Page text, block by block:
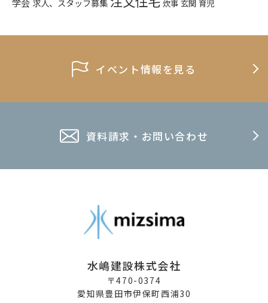
求人、スタッフ募集 炊事 玄関 育児
イベント情報を見る
資料請求・お問い合わせ
水嶋建設株式会社
〒470-0374
愛知県豊田市伊保町西浦30